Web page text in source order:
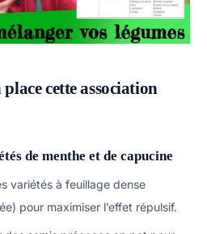
cette association
de menthe et de capucine
variétés à feuillage dense
pour maximiser l’effet répulsif.